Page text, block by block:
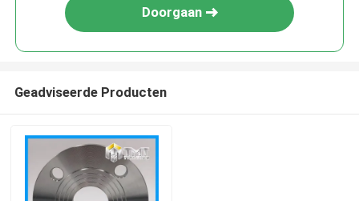
Doorgaan
Geadviseerde Producten